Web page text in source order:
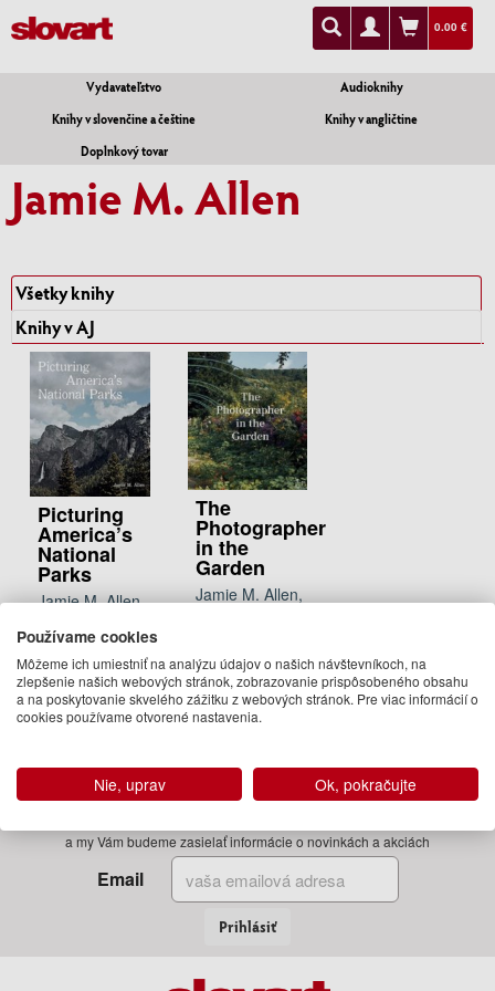
0.00 €
Vydavateľstvo
Audioknihy
Knihy v slovenčine a češtine
Knihy v angličtine
Doplnkový tovar
Jamie M. Allen
Všetky knihy
Knihy v AJ
Picturing
America’s
National
Parks
Jamie M. Allen
31.50 €
Na
objednávku
The
Photographer
in the
Garden
Jamie M. Allen,
49.95 €
05.04.2018
(predobjednávka)
a my Vám budeme zasielať informácie o novinkách a akciách
Email
Prihlásiť
Používame cookies
Môžeme ich umiestniť na analýzu údajov o našich návštevníkoch, na
zlepšenie našich webových stránok, zobrazovanie prispôsobeného obsahu
a na poskytovanie skvelého zážitku z webových stránok. Pre viac informácií o
cookies používame otvorené nastavenia.
Nie, uprav Ok, pokračujte